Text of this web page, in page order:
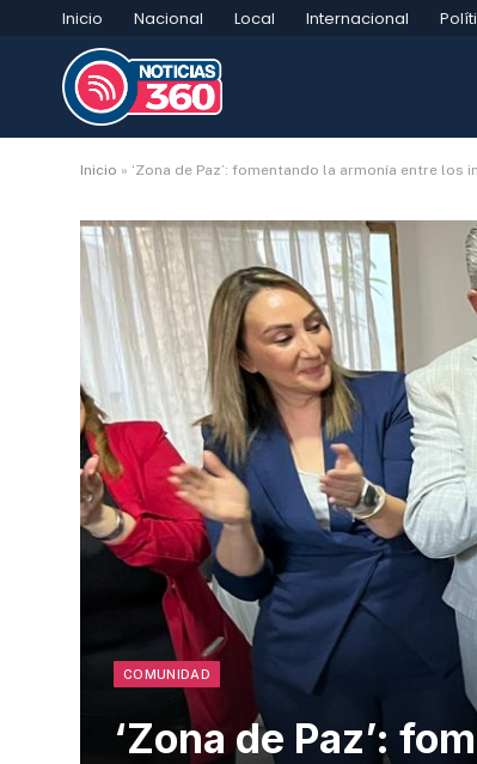
Inicio Nacional Local Internacional
Inicio » ‘Zona de Paz’: fomentando la armonía entre los
COMUNIDAD
‘Zona de Paz’: